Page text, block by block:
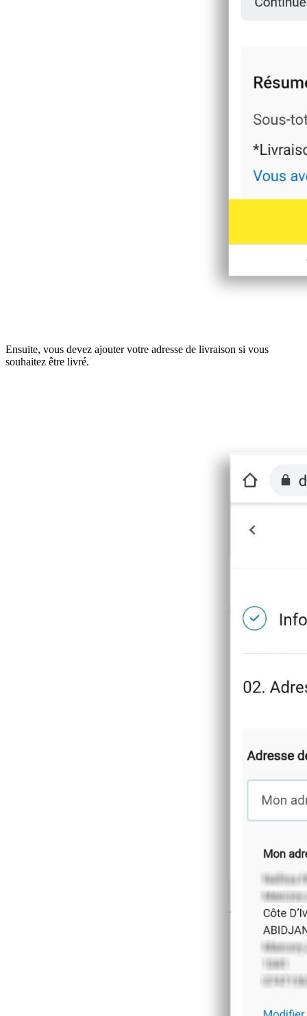
Ensuite, vous devez ajouter votre adresse de livraison si vous
souhaitez être livré.